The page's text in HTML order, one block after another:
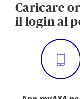
Caricare
il login al